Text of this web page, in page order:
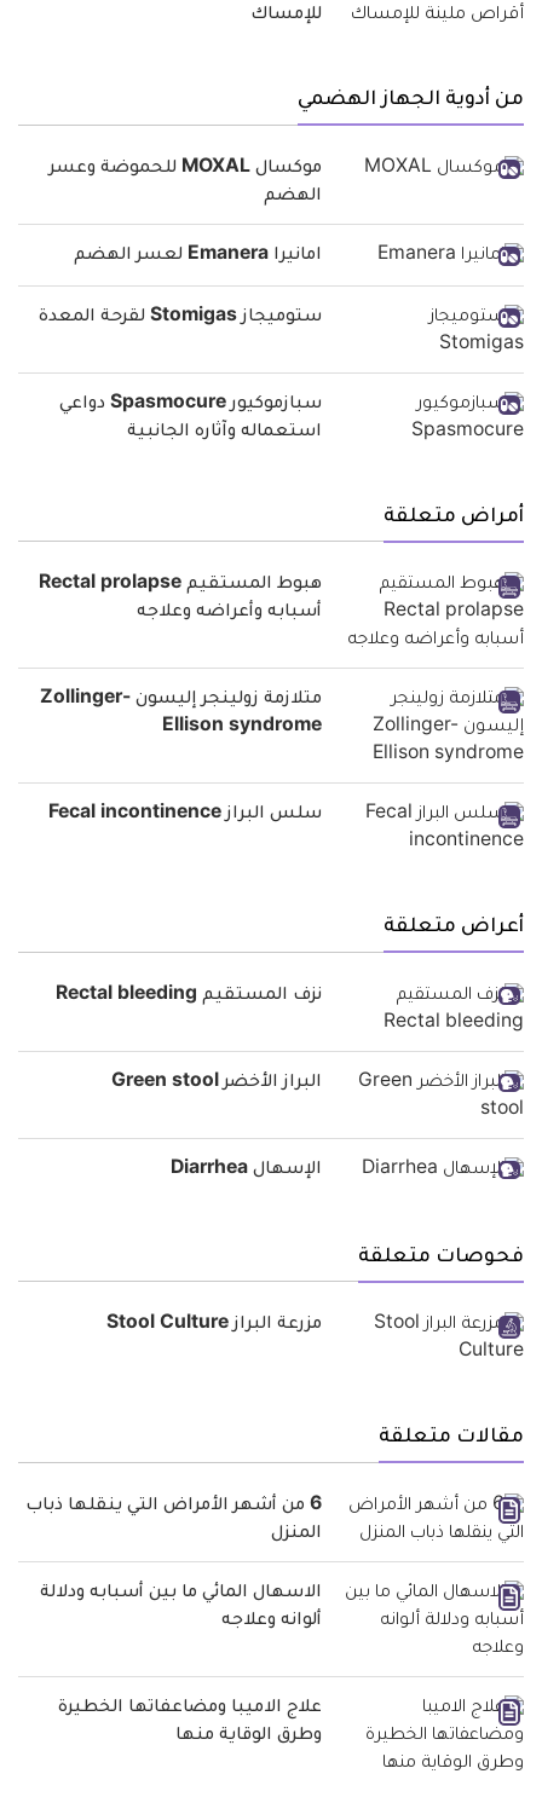
للإمساك
من أدوية الجهاز الهضمي
موكسال MOXAL للحموضة وعسر
الهضم
امانيرا Emanera لعسر الهضم
ستوميجاز Stomigas لقرحة المعدة
سبازموكيور Spasmocure دواعي
استعماله وآثاره الجانبية
أمراض متعلقة
هبوط المستقيم Rectal prolapse
أسبابه وأعراضه وعلاجه
متلازمة زولينجر إليسون Zollinger-
Ellison syndrome
سلس البراز Fecal incontinence
أعراض متعلقة
نزف المستقيم Rectal bleeding
البراز الأخضر Green stool
الإسهال Diarrhea
فحوصات متعلقة
مزرعة البراز Stool Culture
مقالات متعلقة
6 من أشهر الأمراض التي ينقلها ذباب
المنزل
الاسهال المائي ما بين أسبابه ودلالة
ألوانه وعلاجه
علاج الاميبا ومضاعفاتها الخطيرة
وطرق الوقاية منها